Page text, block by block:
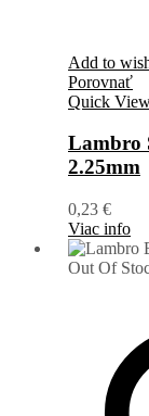
Add to
Porovnať
Quick
Lambro
2.25mm
0,23 €
Viac info
Out Of